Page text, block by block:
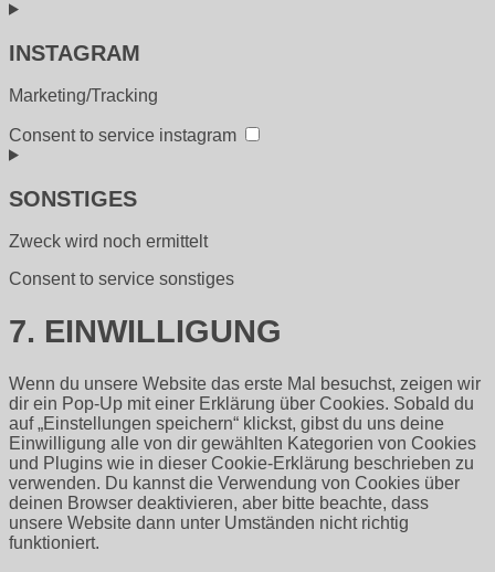
INSTAGRAM
Marketing/Tracking
Consent to service instagram
SONSTIGES
Zweck wird noch ermittelt
Consent to service sonstiges
7. EINWILLIGUNG
Wenn du unsere Website das erste Mal besuchst, zeigen wir
dir ein Pop-Up mit einer Erklärung über Cookies. Sobald du
auf „Einstellungen speichern“ klickst, gibst du uns deine
Einwilligung alle von dir gewählten Kategorien von Cookies
und Plugins wie in dieser Cookie-Erklärung beschrieben zu
verwenden. Du kannst die Verwendung von Cookies über
deinen Browser deaktivieren, aber bitte beachte, dass
unsere Website dann unter Umständen nicht richtig
funktioniert.